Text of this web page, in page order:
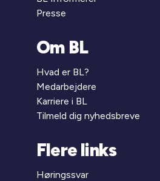
Presse
Om BL
Hvad er BL?
Medarbejdere
Karriere i BL
Tilmeld dig nyhedsbreve
Flere links
Høringssvar